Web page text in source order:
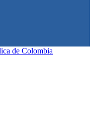
de Colombia